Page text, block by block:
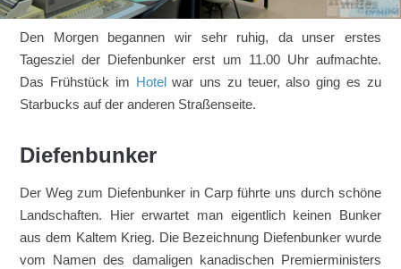
Den Morgen begannen wir sehr ruhig, da unser erstes
Tagesziel der Diefenbunker erst um 11.00 Uhr aufmachte.
Das Frühstück im Hotelwar uns zu teuer, also ging es zu
Starbucks auf der anderen Straßenseite.
Diefenbunker
Der Weg zum Diefenbunker in Carp führte uns durch schöne
Landschaften. Hier erwartet man eigentlich keinen Bunker
aus dem Kaltem Krieg. Die Bezeichnung Diefenbunker wurde
vom Namen des damaligen kanadischen Premierministers